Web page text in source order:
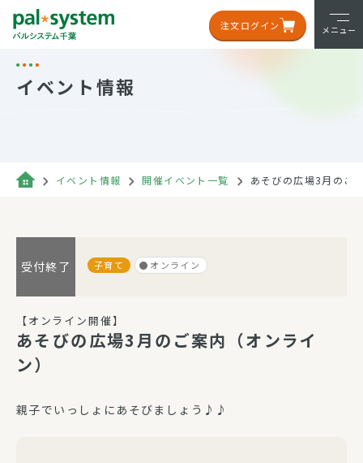
注文ログイン メニュー
イベント情報
イベント情報 開催イベント一覧 あそびの広場3月のご
受付終了 子育て オンライン
【オンライン開催】
あそびの広場3月のご案内（オンライ
ン）
親子でいっしょにあそびましょう♪♪